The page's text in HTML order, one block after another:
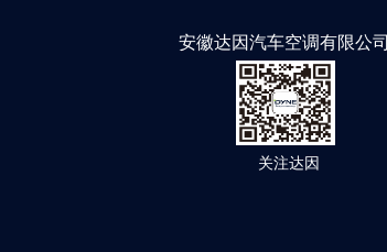
安徽达因汽车空调有限公司
关注达因